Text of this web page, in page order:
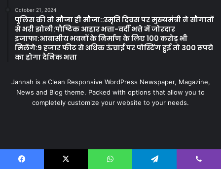
October 21, 2024
पुलिस की तो मौजा ही मौजा::स्मृति दिवस पर मुख्यमंत्री ने सौगातों
से भरी झोली:पौष्टिक आहार भत्ता-वर्दी भत्ते में जोरदार
इजाफा:आवासीय भवनों के निर्माण के लिए 100 करोड़ भी
मिलेंगे:9 हजार फीट से अधिक ऊंचाई पर पोस्टिंग हुई तो 300 रूपये
का होगा दैनिक भत्ता
Jannah is a Clean Responsive WordPress Newspaper, Magazine,
News and Blog theme. Packed with options that allow you to
completely customize your website to your needs.
Last Modified Posts